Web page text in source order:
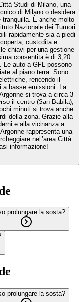
Studi di Milano, una
di Milano o desidera
tranquilla. È anche molto
Nazionale dei Tumori
rapidamente sia a piedi
chiavi per una gestione
Le auto a GPL possono
piano terra. Sono
rendendo il
emissioni. La
si trova a circa 3
il centro (San Babila),
Grazie alla
e alla vicinanza a
rappresenta una
nell’area Città
qualsiasi informazione!
prolungare la sosta?
prolungare la sosta?